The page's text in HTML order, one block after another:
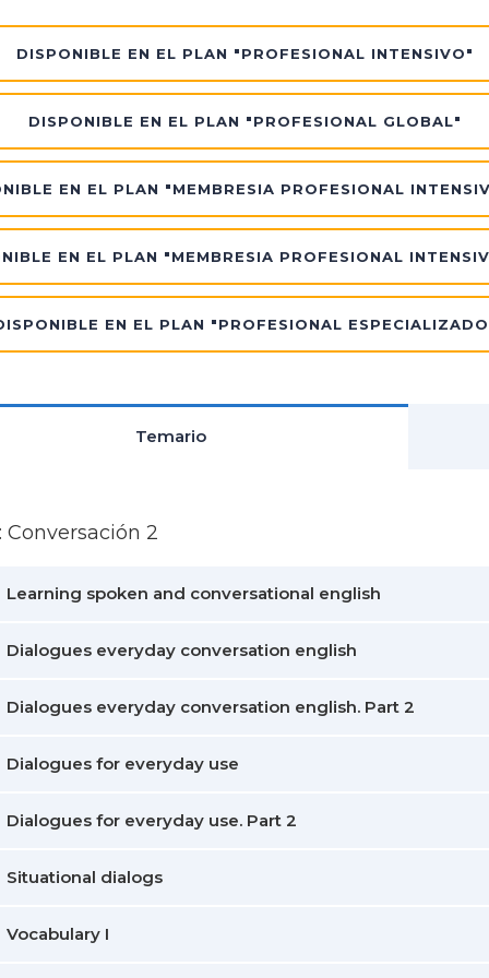
DISPONIBLE EN EL PLAN "PROFESIONAL INTENSIVO"
DISPONIBLE EN EL PLAN "PROFESIONAL GLOBAL"
EN EL PLAN "MEMBRESIA PROFESIONAL
EN EL PLAN "MEMBRESIA PROFESIONAL
EN EL PLAN "PROFESIONAL
Temario
Conversación 2
Learning spoken and conversational english
Dialogues everyday conversation english
Dialogues everyday conversation english. Part 2
Dialogues for everyday use
Dialogues for everyday use. Part 2
Situational dialogs
Vocabulary I